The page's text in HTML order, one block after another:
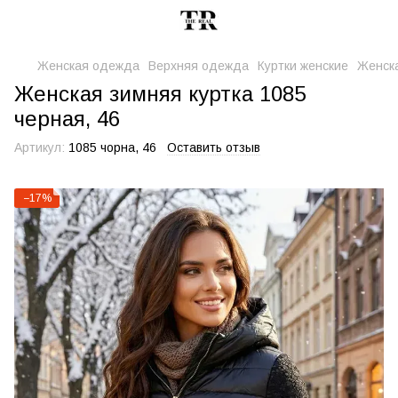
Женская одежда Верхняя одежда Куртки женские
Женская зимняя куртка 1085
черная, 46
Артикул: 1085 чорна, 46 Оставить отзыв
−17%